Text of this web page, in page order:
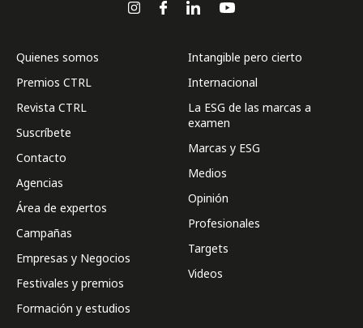
Quienes somos
Premios CTRL
Revista CTRL
Suscríbete
Contacto
Agencias
Área de expertos
Campañas
Empresas y Negocios
Festivales y premios
Formación y estudios
Intangible pero cierto
Internacional
La ESG de las marcas a
examen
Marcas y ESG
Medios
Opinión
Profesionales
Targets
Videos